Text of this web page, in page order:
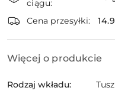
dostawa
ciągu:
Cena przesyłki:
Więcej o produkcie
Rodzaj wkładu:
Tusz